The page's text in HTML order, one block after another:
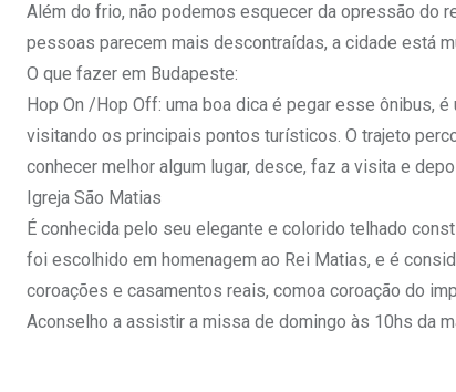
Além do frio, não podemos esquecer da opressão do
pessoas parecem mais descontraídas, a cidade está
O que fazer em Budapeste:
Hop On /Hop Off: uma boa dica é pegar esse ônibus,
visitando os principais pontos turísticos. O trajeto
conhecer melhor algum lugar, desce, faz a visita e
Igreja São Matias
É conhecida pelo seu elegante e colorido telhado
foi escolhido em homenagem ao Rei Matias, e é
coroações e casamentos reais, comoa coroação do
Aconselho a assistir a missa de domingo às 10hs da